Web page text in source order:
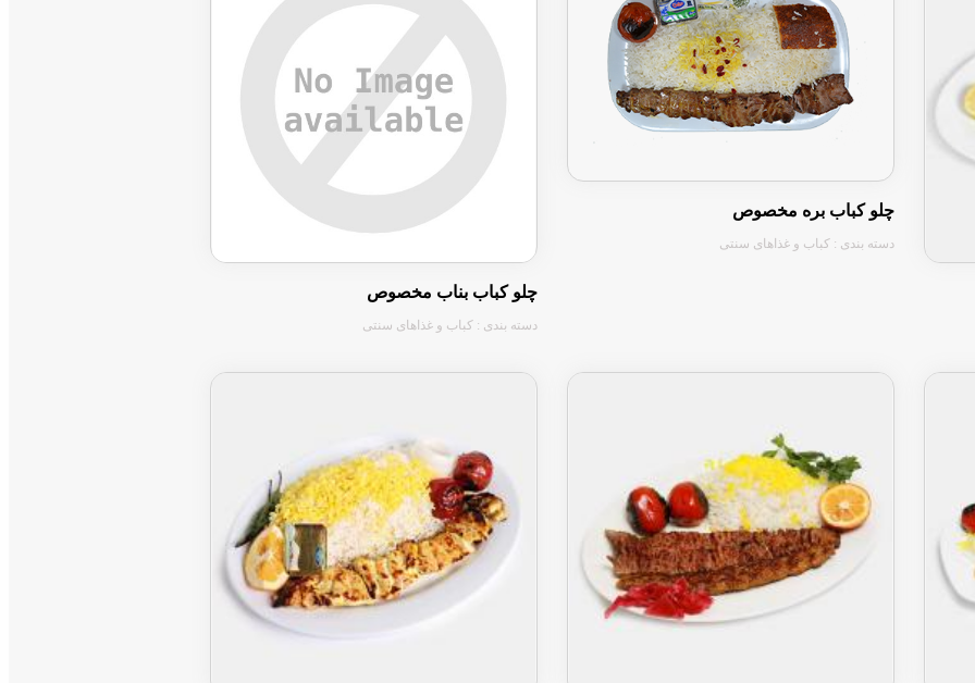
چلو کباب بره مخصوص
دسته بندی : کباب و غذاهای سنتی
چلو کباب بناب مخصوص
دسته بندی : کباب و غذاهای سنتی